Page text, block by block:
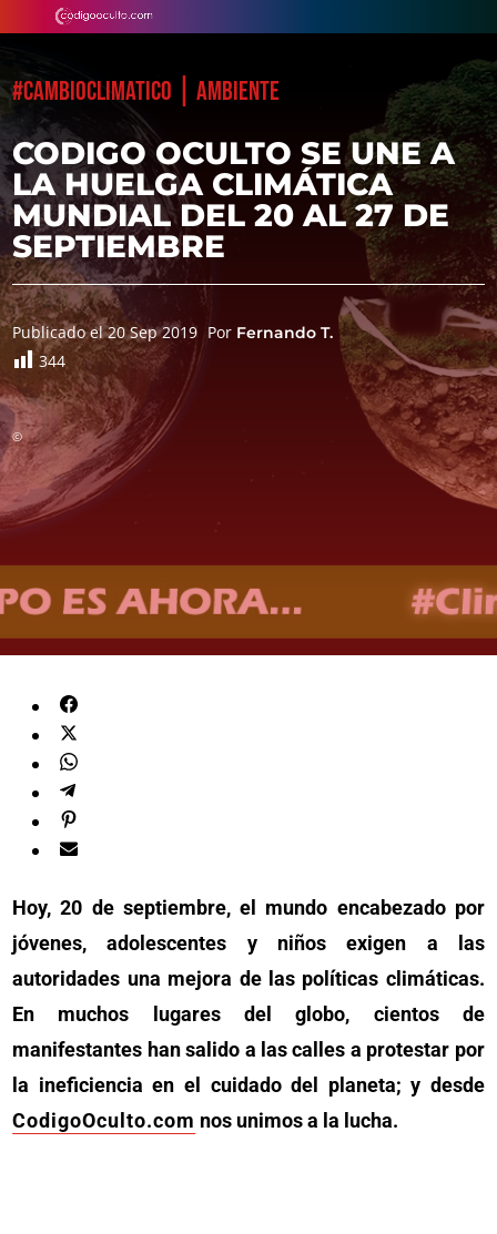
#CAMBIOCLIMATICO |AMBIENTE
CODIGO OCULTO SE UNE A
LA HUELGA CLIMÁTICA
MUNDIAL DEL 20 AL 27 DE
SEPTIEMBRE
Publicado el 20 Sep 2019 Por Fernando T.
344
©
Hoy, 20 de septiembre, el mundo encabezado por
jóvenes, adolescentes y niños exigen a las
autoridades una mejora de las políticas climáticas.
En muchos lugares del globo, cientos de
manifestantes han salido a las calles a protestar por
la ineficiencia en el cuidado del planeta; y desde
CodigoOculto.com nos unimos a la lucha.